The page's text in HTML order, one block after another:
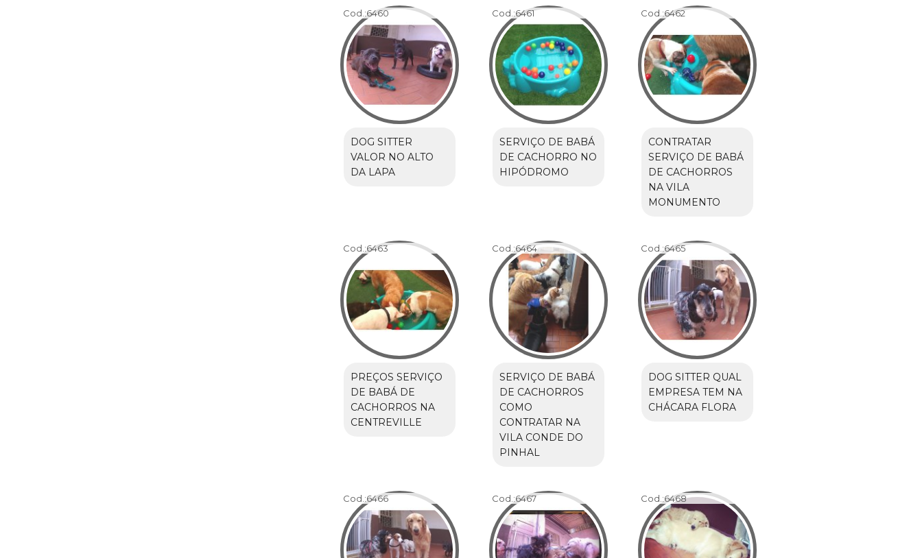
Cod.:6460
DOG SITTER
VALOR NO ALTO
DA LAPA
Cod.:6461
SERVIÇO DE BABÁ
DE CACHORRO NO
HIPÓDROMO
Cod.:6462
CONTRATAR
SERVIÇO DE BABÁ
DE CACHORROS
NA VILA
MONUMENTO
Cod.:6463
PREÇOS SERVIÇO
DE BABÁ DE
CACHORROS NA
CENTREVILLE
Cod.:6464
SERVIÇO DE BABÁ
DE CACHORROS
COMO
CONTRATAR NA
VILA CONDE DO
PINHAL
Cod.:6465
DOG SITTER QUAL
EMPRESA TEM NA
CHÁCARA FLORA
Cod.:6466 Cod.:6467 Cod.:6468